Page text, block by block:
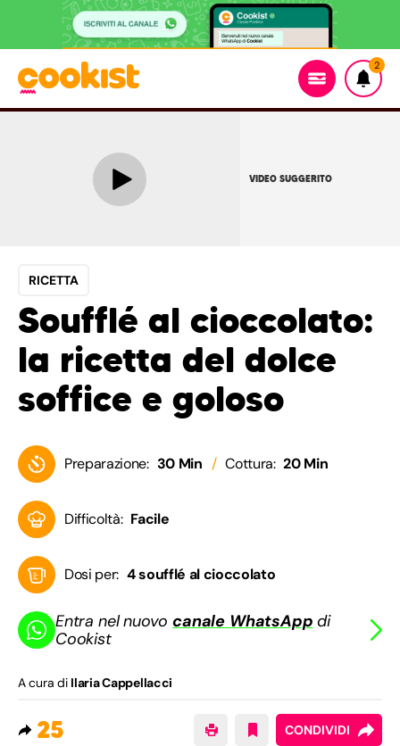
2
VIDEO SUGGERITO
RICETTA
Soufflé al cioccolato:
la ricetta del dolce
soffice e goloso
Preparazione: 30 Min Cottura: 20 Min
Difficoltà: Facile
Dosi per: 4 soufflé al cioccolato
Entra nel nuovocanale WhatsApp di
Cookist
A cura di Ilaria Cappellacci
25 CONDIVIDI